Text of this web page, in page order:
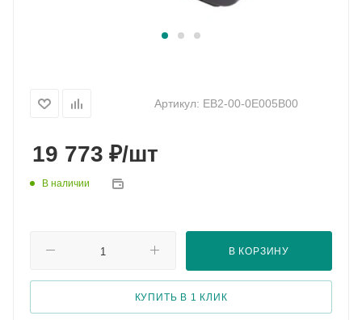
Артикул: EB2-00-0E005B00
19 773 ₽/шт
В наличии
В КОРЗИНУ
КУПИТЬ В 1 КЛИК